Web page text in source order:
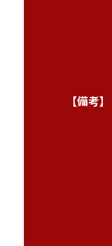
【備考】